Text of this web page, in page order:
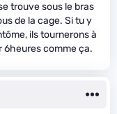
trouve sous le bras
de la cage. Si tu y
ils tournerons à
6heures comme ça.